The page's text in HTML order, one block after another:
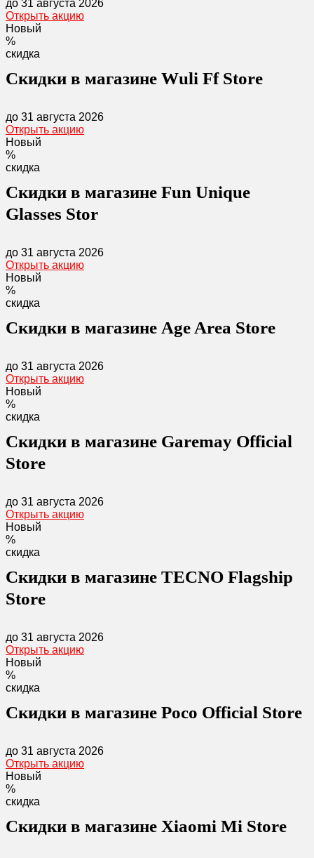
до 31 августа 2026
Открыть акцию
Новый
%
скидка
Скидки в магазине Wuli Ff Store
до 31 августа 2026
Открыть акцию
Новый
%
скидка
Скидки в магазине Fun Unique
Glasses Stor
до 31 августа 2026
Открыть акцию
Новый
%
скидка
Скидки в магазине Age Area Store
до 31 августа 2026
Открыть акцию
Новый
%
скидка
Скидки в магазине Garemay Official
Store
до 31 августа 2026
Открыть акцию
Новый
%
скидка
Скидки в магазине TECNO Flagship
Store
до 31 августа 2026
Открыть акцию
Новый
%
скидка
Скидки в магазине Poco Official Store
до 31 августа 2026
Открыть акцию
Новый
%
скидка
Скидки в магазине Xiaomi Mi Store